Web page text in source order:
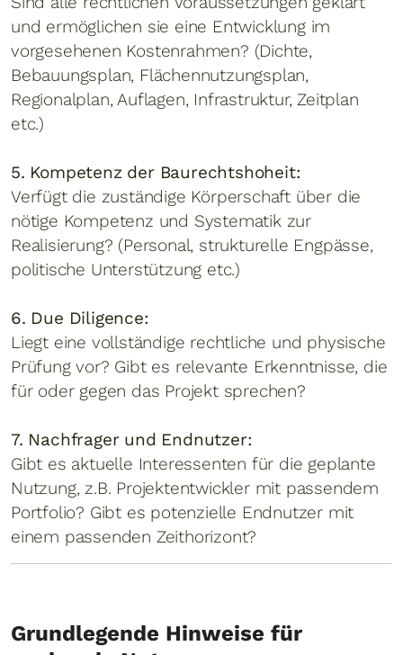
und ermöglichen sie eine Entwicklung im
vorgesehenen Kostenrahmen? (Dichte,
Bebauungsplan, Flächennutzungsplan,
Regionalplan, Auflagen, Infrastruktur, Zeitplan
etc.)
5. Kompetenz der Baurechtshoheit:
Verfügt die zuständige Körperschaft über die
nötige Kompetenz und Systematik zur
Realisierung? (Personal, strukturelle Engpässe,
politische Unterstützung etc.)
6. Due Diligence:
Liegt eine vollständige rechtliche und physische
Prüfung vor? Gibt es relevante Erkenntnisse, die
für oder gegen das Projekt sprechen?
7. Nachfrager und Endnutzer:
Gibt es aktuelle Interessenten für die geplante
Nutzung, z.B. Projektentwickler mit passendem
Portfolio? Gibt es potenzielle Endnutzer mit
einem passenden Zeithorizont?
Grundlegende Hinweise für